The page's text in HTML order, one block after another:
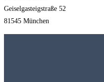
Geiselgasteigstraße 52
81545 München